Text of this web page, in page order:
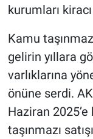
kurumları
Kamu
gelirin yıllara
varlıklarına
önüne serdi.
Haziran
taşınmazı